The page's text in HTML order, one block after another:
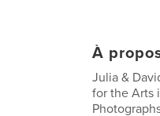
À
Julia &
for the Arts